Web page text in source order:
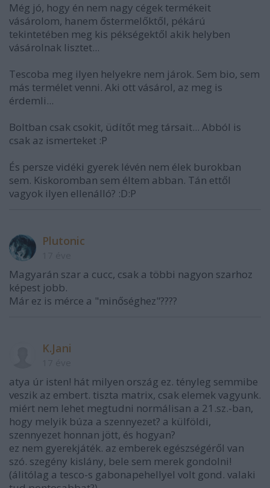
Még jó, hogy én nem nagy cégek termékeit
vásárolom, hanem őstermelőktől, pékárú
tekintetében meg kis pékségektől akik helyben
vásárolnak lisztet...
Tescoba meg ilyen helyekre nem járok. Sem bio, sem
más termélet venni. Aki ott vásárol, az meg is
érdemli...
Boltban csak csokit, üdítőt meg társait... Abból is
csak az ismerteket :P
És persze vidéki gyerek lévén nem élek burokban
sem. Kiskoromban sem éltem abban. Tán ettől
vagyok ilyen ellenálló? :D:P
Plutonic
Magyarán szar a cucc, csak a többi nagyon szarhoz
képest jobb.
Már ez is mérce a "minőséghez"????
K.Jani
atya úr isten! hát milyen ország ez. tényleg semmibe
veszik az embert. tiszta matrix, csak elemek vagyunk.
miért nem lehet megtudni normálisan a 21.sz.-ban,
hogy melyik búza a szennyezet? a külföldi,
szennyezet honnan jött, és hogyan?
ez nem gyerekjáték. az emberek egészségéről van
szó. szegény kislány, bele sem merek gondolni!
(álitólag a tesco-s gabonapehellyel volt gond. valaki